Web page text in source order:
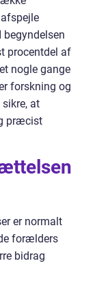
procentdel af
nogle gange
forskning og
at
præcist
er normalt
forælders
bidrag